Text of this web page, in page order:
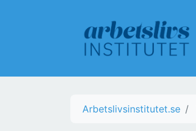
Arbetslivsinstitutet.se